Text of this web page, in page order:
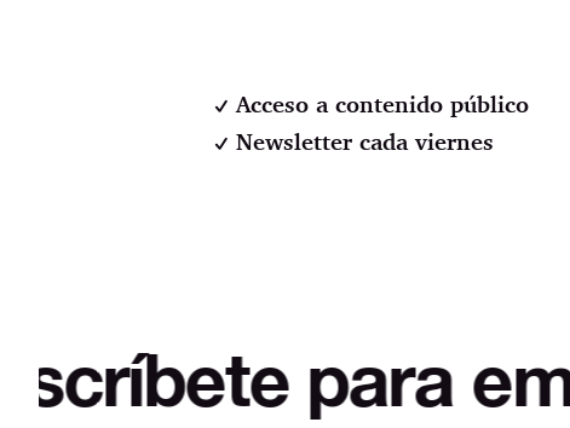
Acceso a contenido público
Newsletter cada viernes
para